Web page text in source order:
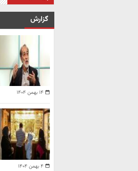
گزارش
۱۴ بهمن ۱۴۰۴
۴ بهمن ۱۴۰۴